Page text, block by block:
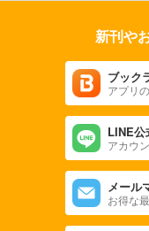
新刊や
ブック
アプリ
LINE公
アカウ
メール
お得な